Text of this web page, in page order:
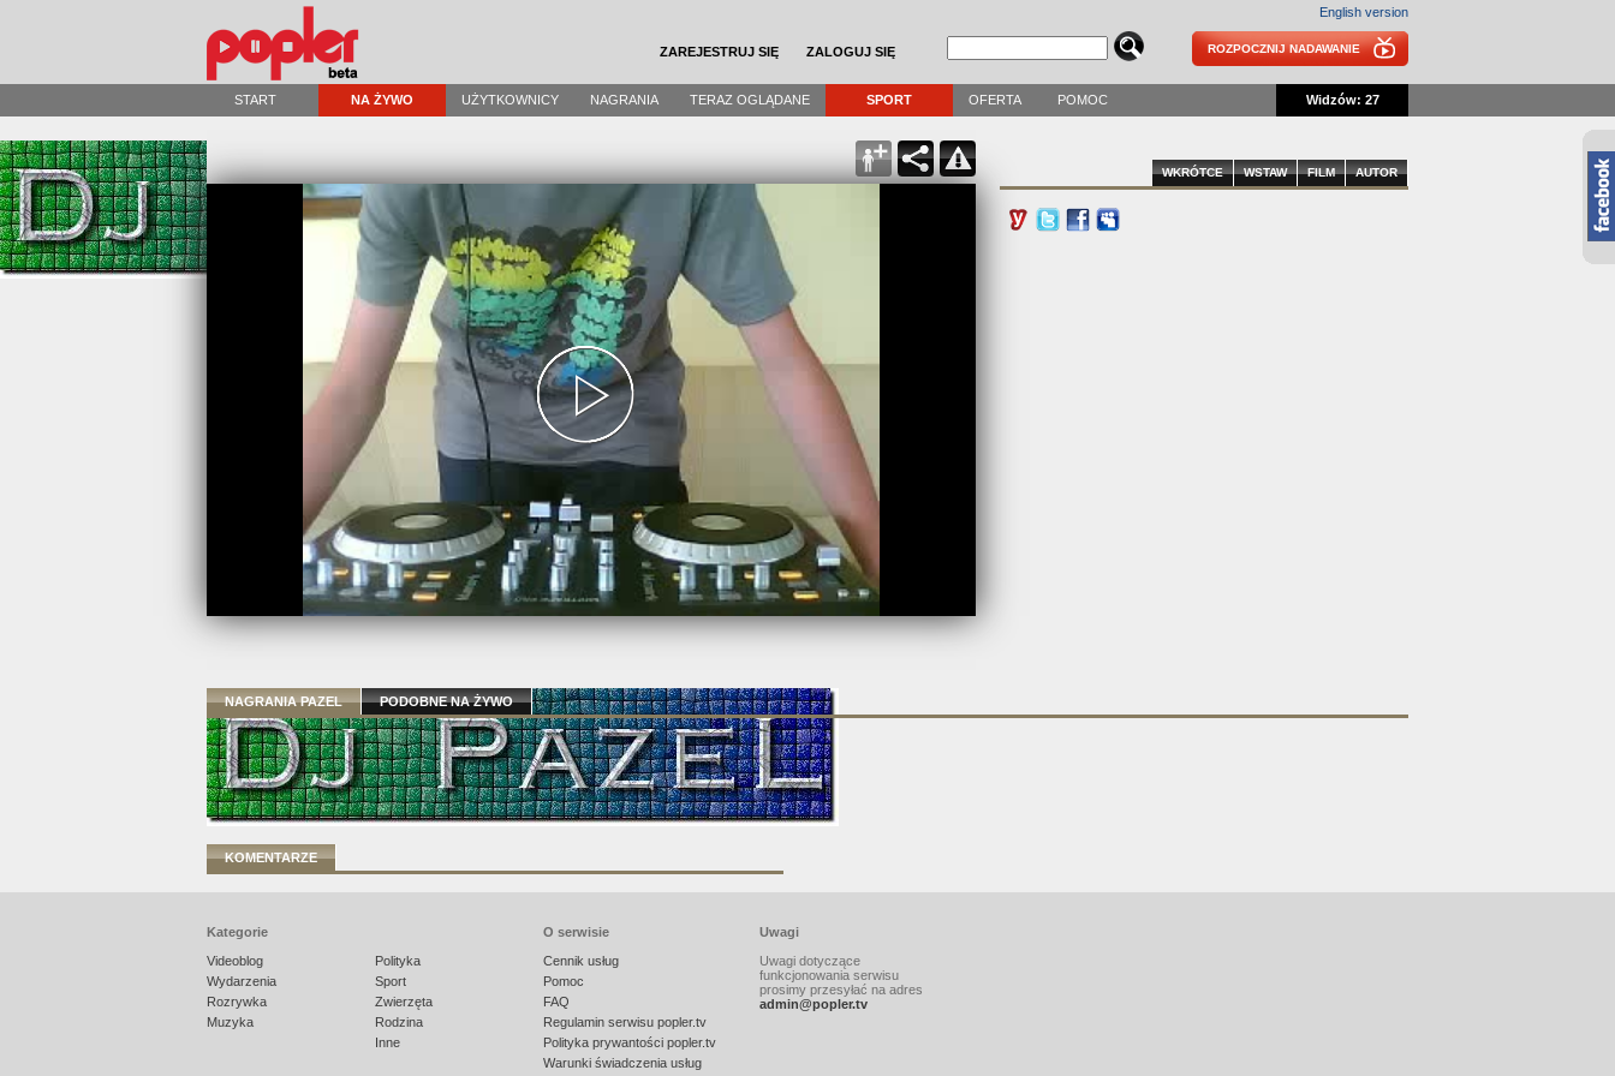
ZAREJESTRUJ SIĘ ZALOGUJ SIĘ
English version
ROZPOCZNIJ NADAWANIE
START NA ŻYWO UŻYTKOWNICY NAGRANIA TERAZ OGLĄDANE SPORT OFERTA POMOC Widzów: 27
AUTOR
FILM
WSTAW
WKRÓTCE
NAGRANIA PAZEL PODOBNE NA ŻYWO
KOMENTARZE
Kategorie
Videoblog
Wydarzenia
Rozrywka
Muzyka
Polityka
Sport
Zwierzęta
Rodzina
Inne
O serwisie
Cennik usług
Pomoc
FAQ
Regulamin serwisu popler.tv
Polityka prywantości popler.tv
Warunki świadczenia usług
Uwagi
Uwagi dotyczące
funkcjonowania serwisu
prosimy przesyłać na adres
admin@popler.tv